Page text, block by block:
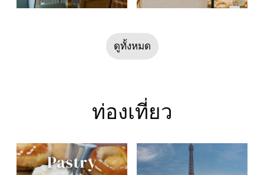
ดูทั้งหมด
ท่องเที่ยว